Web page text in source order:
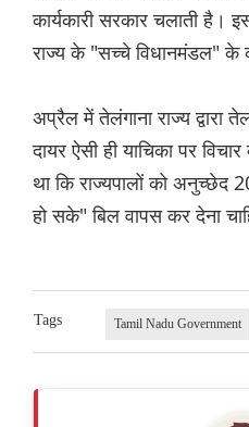
कार्यकारी सरकार चलाती है।
राज्य के "सच्चे विधानमंडल" के
अप्रैल में तेलंगाना राज्य द्वारा
दायर ऐसी ही याचिका पर
था कि राज्यपालों को अनुच्छेद
हो सके" बिल वापस कर देना
Tags Tamil Nadu Government